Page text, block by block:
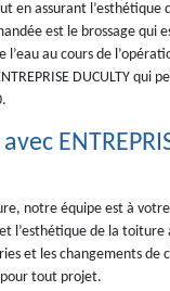
en assurant l’esthétique
est le brossage qui
au cours de
DUCULTY qui
notre équipe est à
l’esthétique de la toiture
et les changements de
tout projet.